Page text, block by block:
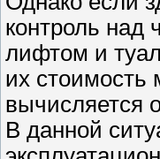
контроль над
лифтом и
их стоимость
вычисляется
В данной